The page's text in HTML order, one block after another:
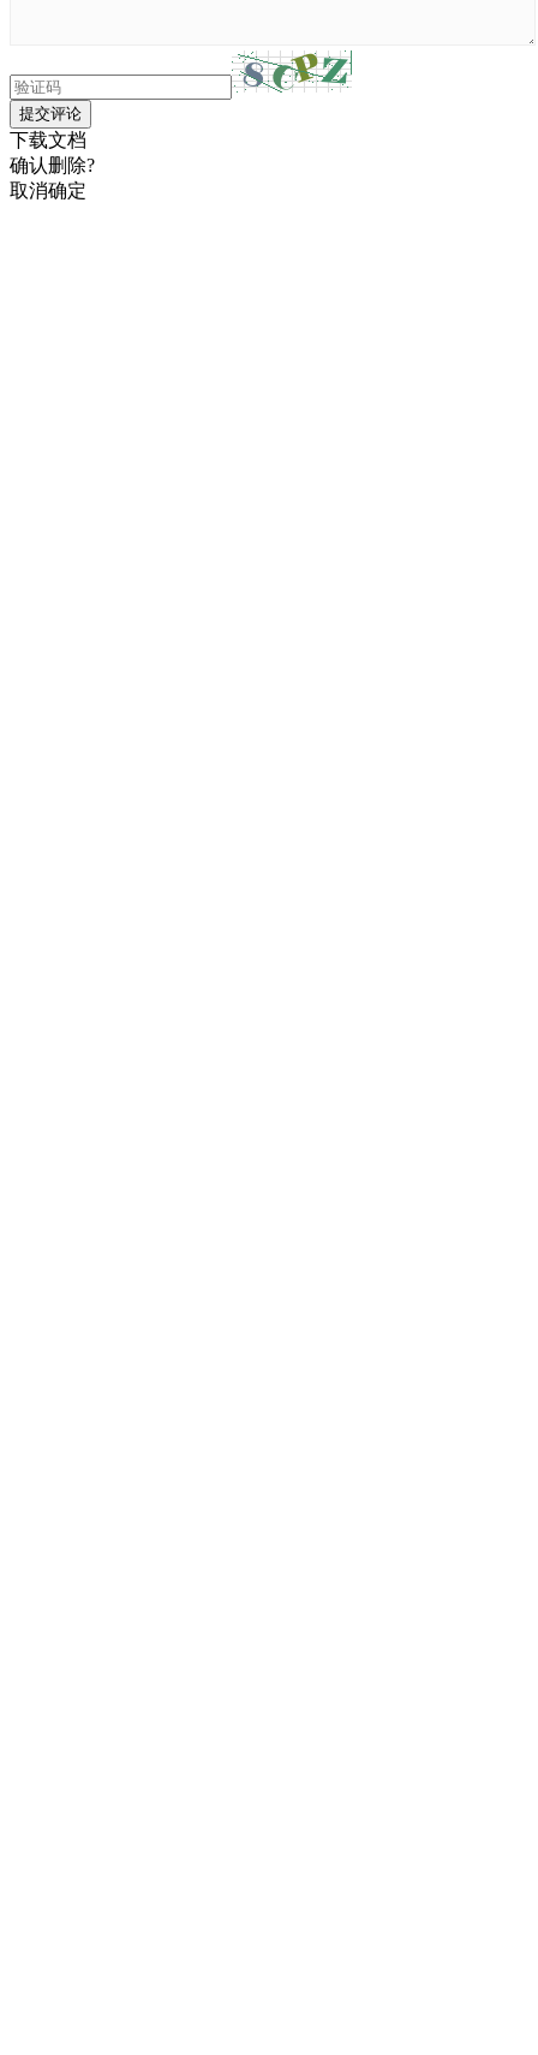
提交评论
下载文档
确认删除?
取消确定